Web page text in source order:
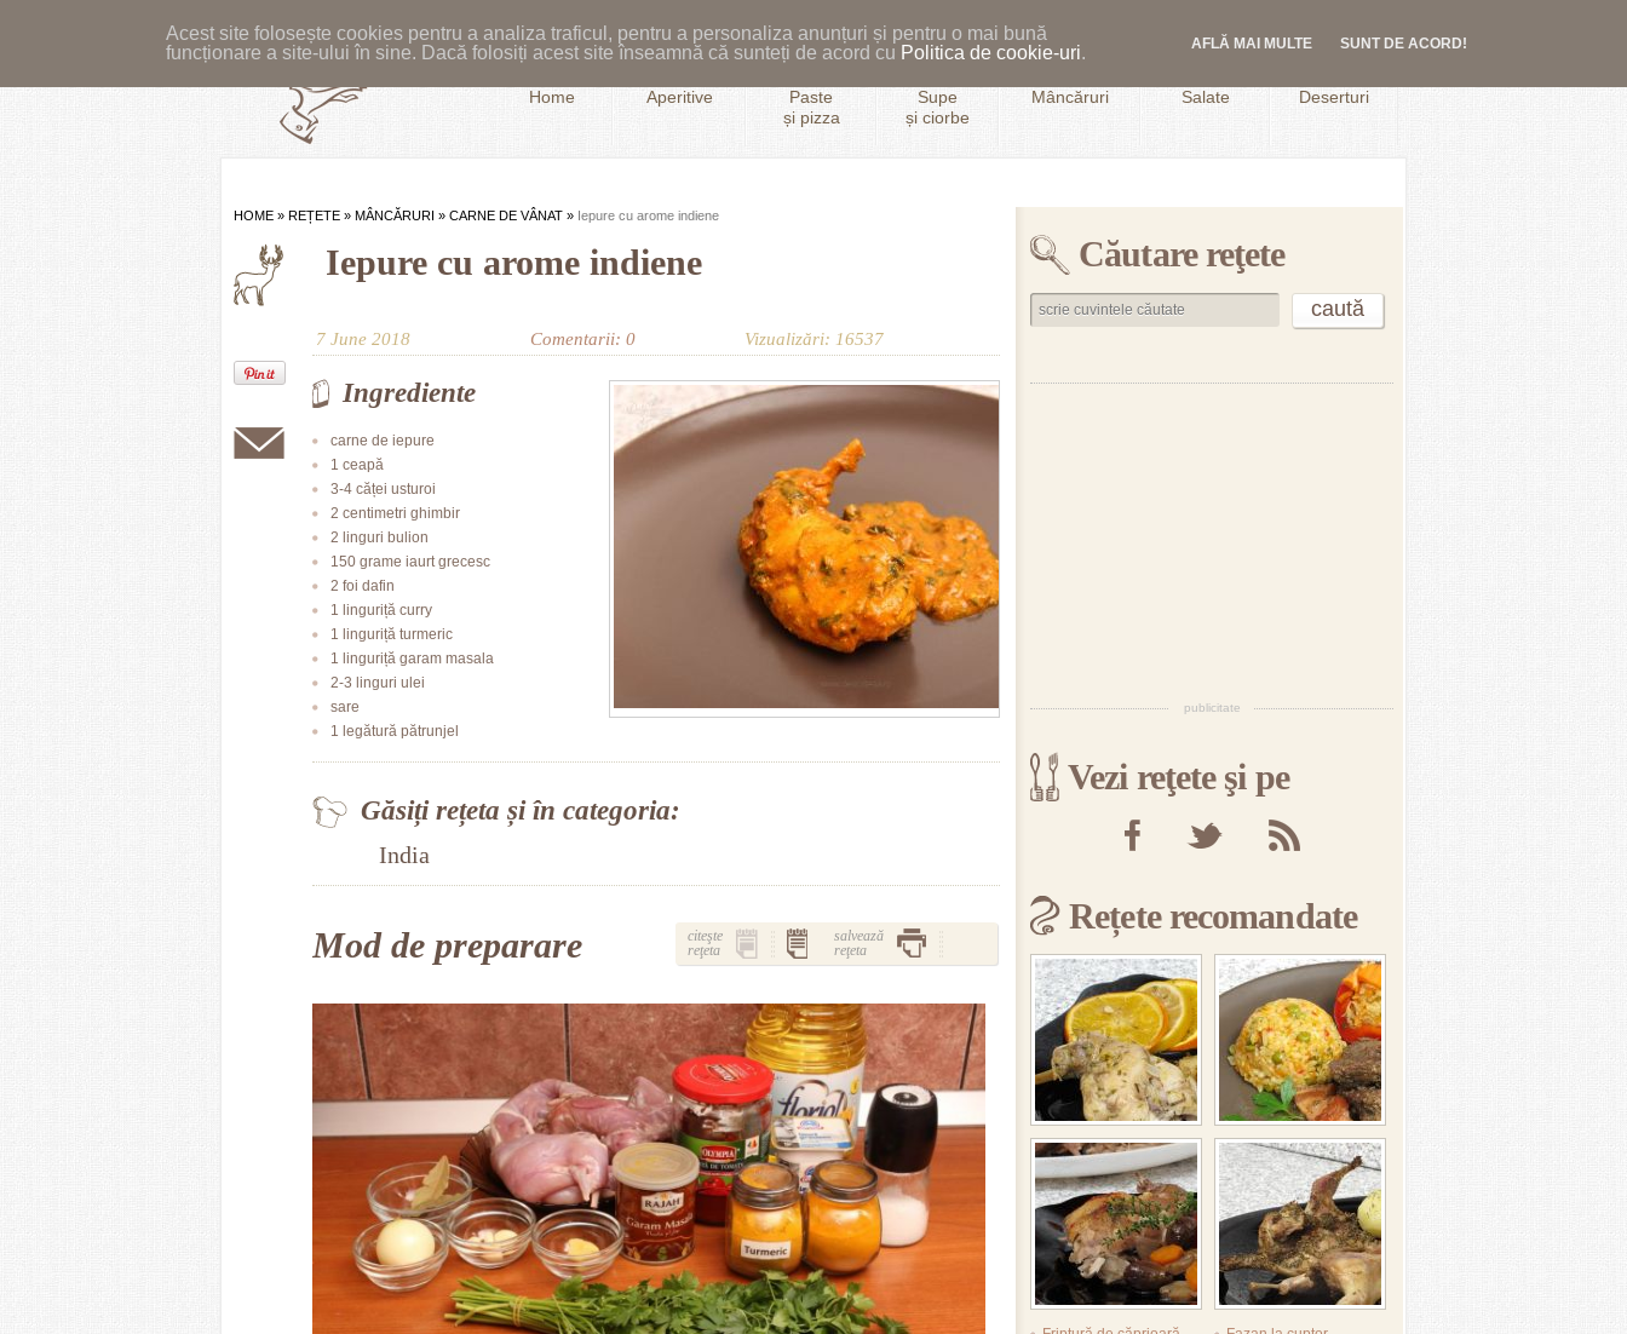
Acest site folosește cookies pentru a analiza traficul, pentru a personaliza anunțuri și pentru o mai bună
funcționare a site-ului în sine. Dacă folosiți acest site înseamnă că sunteți de acord cu Politica de cookie-uri. AFLĂ MAI MULTE SUNT DE ACORD!
Home Aperitive
Paste
și pizza
Supe
și ciorbe
Mâncăruri Salate Deserturi
HOME » REȚETE » MÂNCĂRURI » CARNE DE VÂNAT » Iepure cu arome indiene
Iepure cu arome indiene
7 June 2018 Comentarii: 0 Vizualizări: 16537
Ingrediente
carne de iepure
1 ceapă
3-4 căței usturoi
2 centimetri ghimbir
2 linguri bulion
150 grame iaurt grecesc
2 foi dafin
1 linguriță curry
1 linguriță turmeric
1 linguriță garam masala
2-3 linguri ulei
sare
1 legătură pătrunjel
Găsiți rețeta și în categoria:
India
Mod de preparare
citeşte
reţeta
salvează
reţeta
Căutare reţete
publicitate
Vezi reţete şi pe
Rețete recomandate